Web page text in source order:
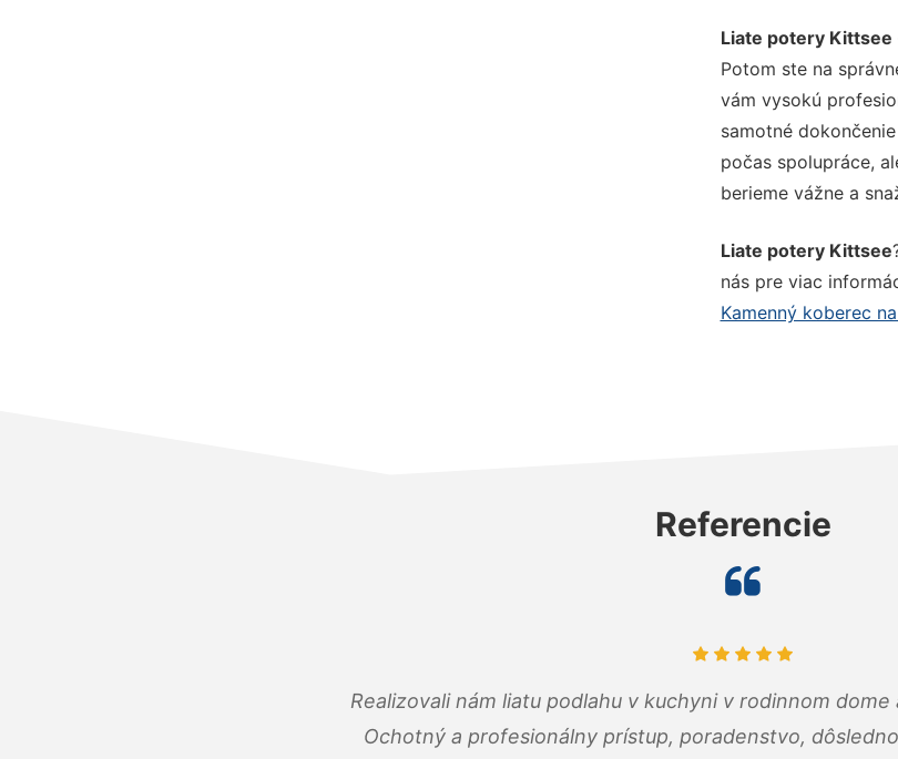
Liate potery Kittsee
Potom ste na
vám vysokú
samotné
počas spolupráce,
berieme vážne a
Liate potery Kittsee
nás pre viac
Kamenný koberec
Referencie
Realizovali nám liatu podlahu v kuchyni v rodinnom dome
Ochotný a profesionálny prístup, poradenstvo,